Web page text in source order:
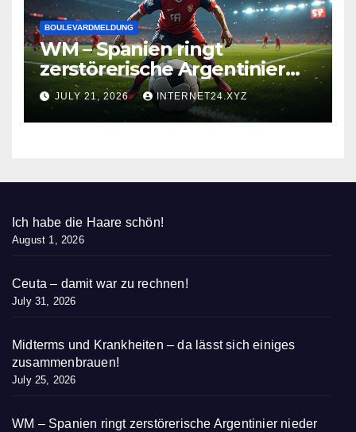
BOULEVARDMELDUNG
WM – Spanien ringt
zerstörerische Argentinier
nieder
JULY 21, 2026 INTERNET24.XYZ
Ich habe die Haare schön!
August 1, 2026
Ceuta – damit war zu rechnen!
July 31, 2026
Midterms und Krankheiten – da lässt sich einiges
zusammenbrauen!
July 25, 2026
WM – Spanien ringt zerstörerische Argentinier nieder